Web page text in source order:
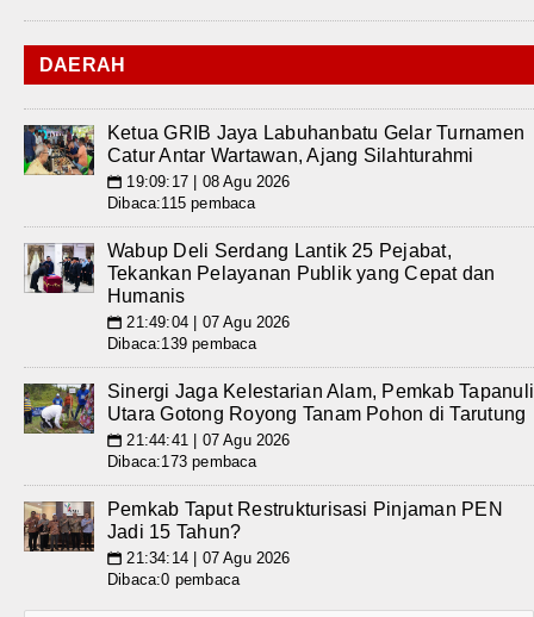
DAERAH
Ketua GRIB Jaya Labuhanbatu Gelar Turnamen
Catur Antar Wartawan, Ajang Silahturahmi
📅 19:09:17 | 08 Agu 2026
Dibaca:115 pembaca
Wabup Deli Serdang Lantik 25 Pejabat,
Tekankan Pelayanan Publik yang Cepat dan
Humanis
📅 21:49:04 | 07 Agu 2026
Dibaca:139 pembaca
Sinergi Jaga Kelestarian Alam, Pemkab Tapanuli
Utara Gotong Royong Tanam Pohon di Tarutung
📅 21:44:41 | 07 Agu 2026
Dibaca:173 pembaca
Pemkab Taput Restrukturisasi Pinjaman PEN
Jadi 15 Tahun?
📅 21:34:14 | 07 Agu 2026
Dibaca:0 pembaca